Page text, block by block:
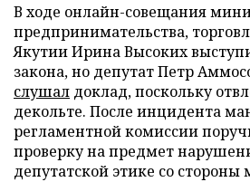
В ходе онлайн-совещания
предпринимательства,
Якутии Ирина Высоких
закона, но депутат Петр
слушал доклад, поскольку
декольте. После инцидента
регламентной комиссии
проверку на предмет
депутатской этике со